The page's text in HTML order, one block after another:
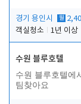
경기 용인시 월
객실청소
1년 이상
수원 블루호텔
수원 블루호텔에
팀찾아요